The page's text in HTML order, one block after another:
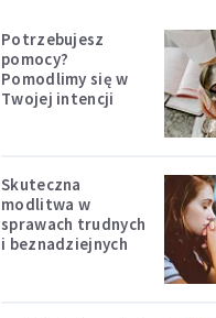
Potrzebujesz
pomocy?
Pomodlimy się w
Twojej intencji
Skuteczna
modlitwa w
sprawach trudnych
i beznadziejnych